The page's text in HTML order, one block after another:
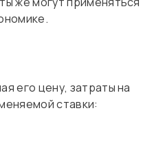
его цену, затраты на
ставки: